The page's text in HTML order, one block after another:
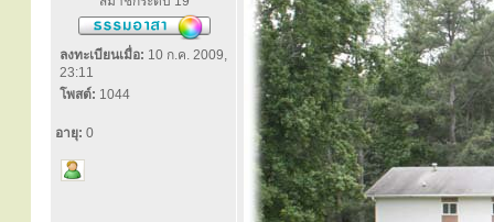
ลงทะเบียนเมื่อ: 10 ก.ค. 2009,
23:11
โพสต์: 1044
อายุ: 0